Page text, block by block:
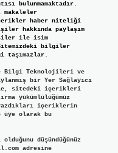
bulunmamaktadır.
makaleler
haber niteliği
hakkında paylaşım
ile isim
bilgiler
taşımazlar.
Bilgi Teknolojileri ve
bir Yer Sağlayıcı
sitedeki içerikleri
yükümlülüğümüz
içeriklerin
üye olarak bu
düşündüğünüz
adresine